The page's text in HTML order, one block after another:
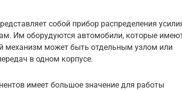
собой прибор распределения
Им оборудуются автомобили, которые
механизм может быть отдельным узлом или
в одном корпусе.
имеет большое значение для работы